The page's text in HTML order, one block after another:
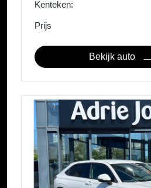
Kenteken:
Prijs
Bekijk auto